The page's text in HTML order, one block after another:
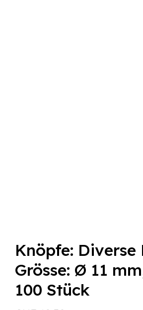
Knöpfe: Diverse
Grösse: Ø 11
100 Stück